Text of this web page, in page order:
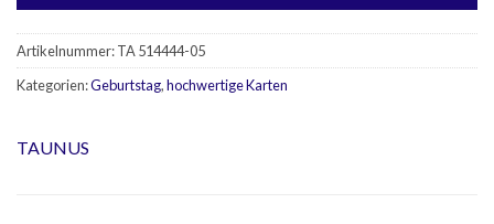
Artikelnummer:TA 514444-05
Kategorien:Geburtstag,hochwertige Karten
TAUNUS